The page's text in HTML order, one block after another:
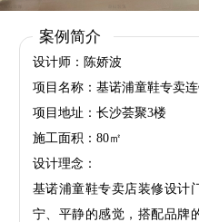
案例简介
设计师：陈娇波
项目名称：基诺浦童鞋专卖
项目地址：长沙荟聚3楼
施工面积：80㎡
设计理念：
基诺浦童鞋专卖店装修设计
宁、平静的感觉，搭配品牌